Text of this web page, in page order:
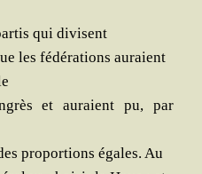
qui divisent
les fédé­ra­tions auraient
et auraient pu, par
pro­por­tions égales. Au